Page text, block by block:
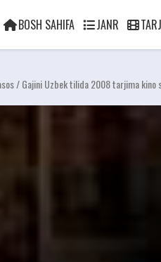
BOSH SAHIFA JANR
/ Gajini Uzbek tilida 2008 tarjima kino